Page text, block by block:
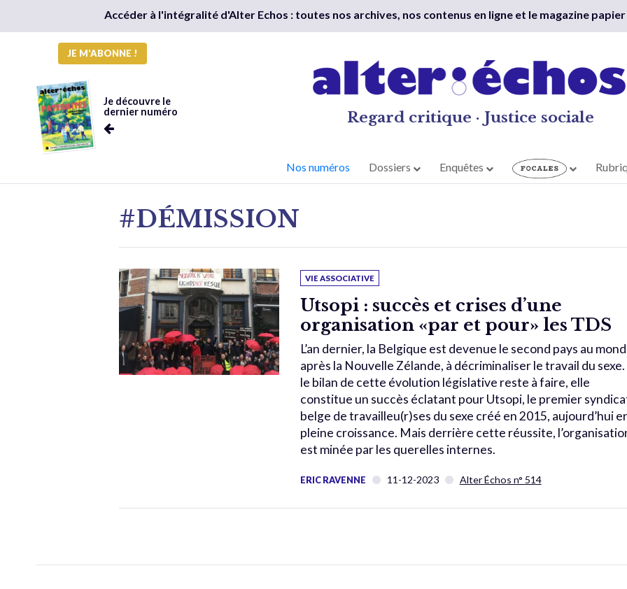
Accéder à l'intégralité d'Alter Echos : toutes nos archives, nos contenus en ligne et le magazine papier
JE M'ABONNE !
Je découvre le
dernier numéro
Regard critique · Justice sociale
Nos numéros Dossiers Enquêtes
#DÉMISSION
VIE ASSOCIATIVE
Utsopi : succès et crises d’une
organisation «par et pour» les TDS
L’an dernier, la Belgique est devenue le second pays au
après la Nouvelle Zélande, à décriminaliser le travail du sexe.
le bilan de cette évolution législative reste à faire, elle
constitue un succès éclatant pour Utsopi, le premier
belge de travailleu(r)ses du sexe créé en 2015, aujourd’hui
pleine croissance. Mais derrière cette réussite,
est minée par les querelles internes.
ERIC RAVENNE 11-12-2023 Alter Échos n° 514